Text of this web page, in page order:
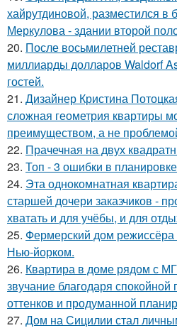
хайрутдиновой, разместился
Меркулова - здании второй
20. После восьмилетней
миллиарды долларов Waldorf
гостей.
21. Дизайнер Кристина
сложная геометрия квартиры
преимуществом, а не
22. Прачечная на двух
23. Топ - 3 ошибки в
24. Эта однокомнатная
старшей дочери заказчиков -
хватать и для учёбы, и для
25. Фермерский дом
Нью-йорком.
26. Квартира в доме рядом с
звучание благодаря
оттенков и продуманной
27. Дом на Сицилии стал